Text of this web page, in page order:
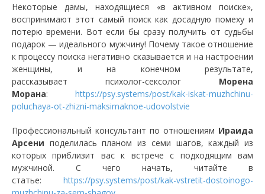
Некоторые дамы, находящиеся «в активном поиске»,
воспринимают этот самый поиск как досадную помеху и
потерю времени. Вот если бы сразу получить от судьбы
подарок — идеального мужчину! Почему такое отношение
к процессу поиска негативно сказывается и на настроении
женщины, и на конечном результате,
рассказывает психолог-сексолог Морена
Морана: https://psy.systems/post/kak-iskat-muzhchinu-
poluchaya-ot-zhizni-maksimaknoe-udovolstvie
Профессиональный консультант по отношениям Ираида
Арсени поделилась планом из семи шагов, каждый из
которых приблизит вас к встрече с подходящим вам
мужчиной. С чего начать, читайте в
статье: https://psy.systems/post/kak-vstretit-dostoinogo-